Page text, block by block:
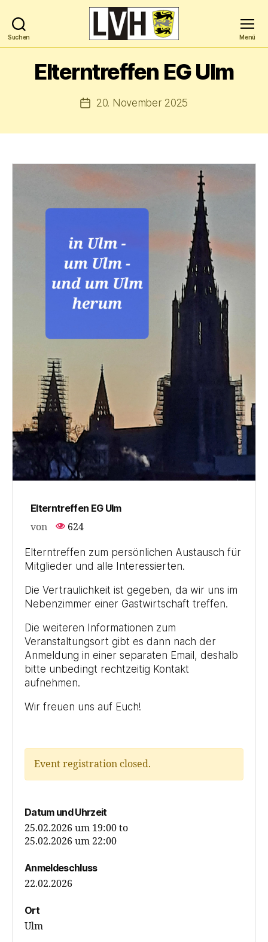
Suchen
Landesverband
Baden-
e.V.
Menü
Elterntreffen EG Ulm
Veröffentlichungsdatum
20. November 2025
Elterntreffen EG Ulm
von
624
Elterntreffen zum persönlichen Austausch für
Mitglieder und alle Interessierten.
Die Vertraulichkeit ist gegeben, da wir uns im
Nebenzimmer einer Gastwirtschaft treffen.
Die weiteren Informationen zum
Veranstaltungsort gibt es dann nach der
Anmeldung in einer separaten Email, deshalb
bitte unbedingt rechtzeitig Kontakt
aufnehmen.
Wir freuen uns auf Euch!
Event registration closed.
Datum und Uhrzeit
25.02.2026 um 19:00 to
25.02.2026 um 22:00
Anmeldeschluss
22.02.2026
Ort
Ulm